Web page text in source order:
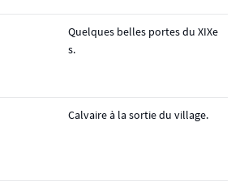
Quelques belles portes du XIXe
s.
Calvaire à la sortie du village.